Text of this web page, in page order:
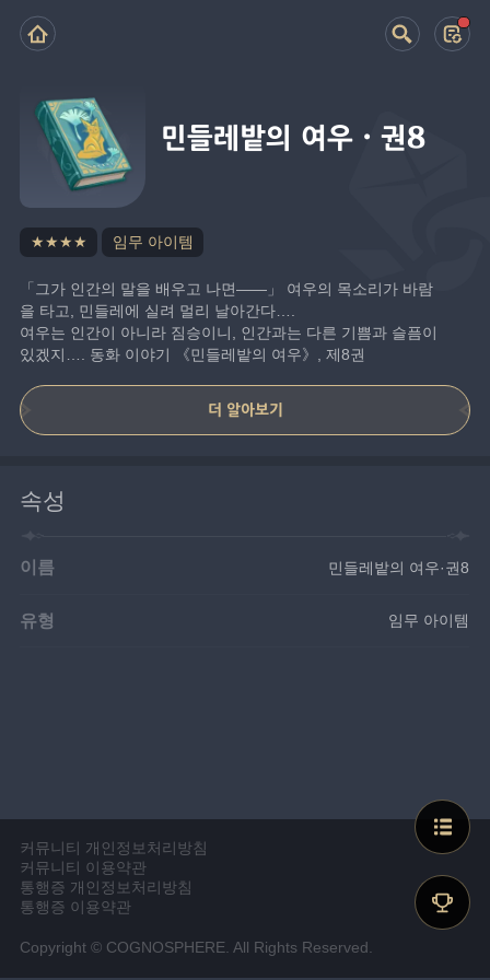
민들레밭의 여우·권8
★★★★ 임무 아이템
「그가 인간의 말을 배우고 나면——」 여우의 목소리가 바람
을 타고, 민들레에 실려 멀리 날아간다….
여우는 인간이 아니라 짐승이니, 인간과는 다른 기쁨과 슬픔이
있겠지…. 동화 이야기 《민들레밭의 여우》, 제8권
더 알아보기
속성
이름 민들레밭의 여우·권8
유형 임무 아이템
커뮤니티 개인정보처리방침
커뮤니티 이용약관
통행증 개인정보처리방침
통행증 이용약관
Copyright © COGNOSPHERE. All Rights Reserved.